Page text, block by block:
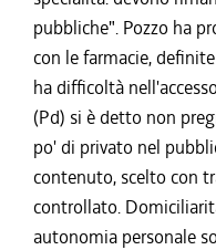
pubbliche". Pozzo ha
con le farmacie,
ha difficoltà
(Pd) si è detto non
po' di privato nel
contenuto, scelto con
controllato.
autonomia personale